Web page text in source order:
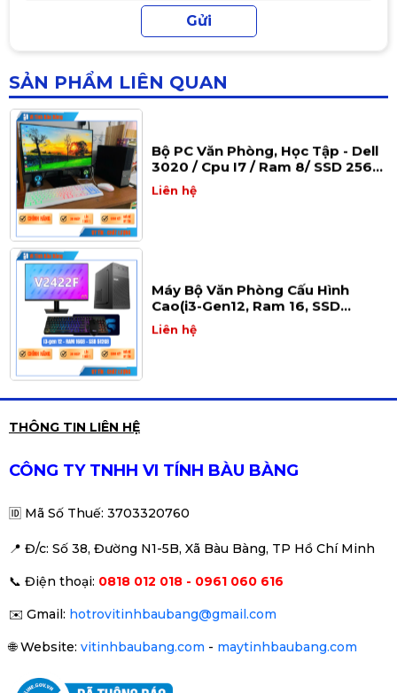
SẢN PHẨM LIÊN QUAN
Máy Bộ Văn Phòng Cấu Hình
Cao(i5-Gen12, Ram 16, SSD
515GB, 24Inch
Liên hệ
Bộ PC Văn Phòng, Học Tập - Dell
3020 / Cpu I7 / Ram 8/ SSD 256/
Nguồn 500w
Liên hệ
Máy Bộ Văn Phòng Cấu Hình
Cao(i3-Gen12, Ram 16, SSD
515GB, 24Inch
Liên hệ
24Inch )
Liên hệ
THÔNG TIN LIÊN HỆ
CÔNG TY TNHH VI TÍNH BÀU BÀNG
🆔 Mã Số Thuế: 3703320760
📍 Đ/c: Số 38, Đường N1-5B, Xã Bàu Bàng, TP Hồ Chí Minh
📞 Điện thoại: 0818 012 018 - 0961 060 616
✉️ Gmail: hotrovitinhbaubang@gmail.com
🌐Website: vitinhbaubang.com - maytinhbaubang.com